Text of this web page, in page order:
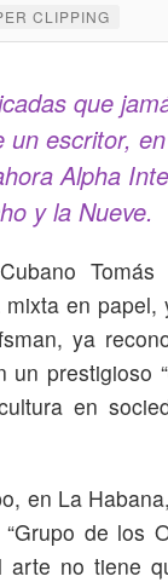
CLIPPING
que
escritor,
Alpha
y la Nueve.
en
ya
prestigioso
en
en La
de los
no tiene